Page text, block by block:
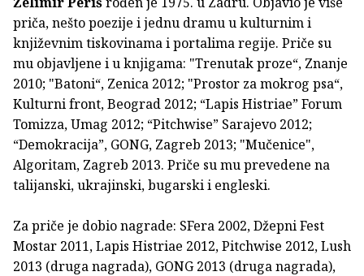
priča, nešto poezije i jednu dramu u kulturnim i
književnim tiskovinama i portalima regije. Priče su
mu objavljene i u knjigama: "Trenutak proze“, Znanje
2010; "Batoni“, Zenica 2012; "Prostor za mokrog psa“,
Kulturni front, Beograd 2012; “Lapis Histriae” Forum
Tomizza, Umag 2012; “Pitchwise” Sarajevo 2012;
“Demokracija”, GONG, Zagreb 2013; "Mučenice",
Algoritam, Zagreb 2013. Priče su mu prevedene na
talijanski, ukrajinski, bugarski i engleski.
Za priče je dobio nagrade: SFera 2002, Džepni Fest
Mostar 2011, Lapis Histriae 2012, Pitchwise 2012, Lush
2013 (druga nagrada), GONG 2013 (druga nagrada),